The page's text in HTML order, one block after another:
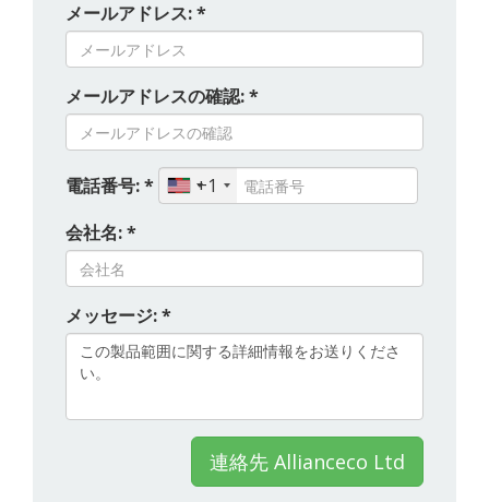
メールアドレス: *
メールアドレスの確認: *
電話番号: *
+1
会社名: *
メッセージ: *
連絡先 Allianceco Ltd